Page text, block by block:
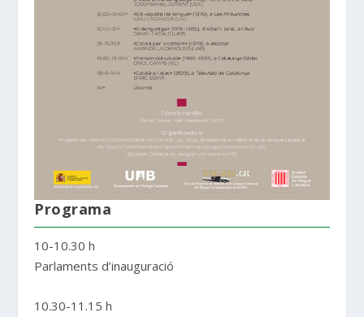
Programa
10-10.30 h
Parlaments d’inauguració
10.30-11.15 h